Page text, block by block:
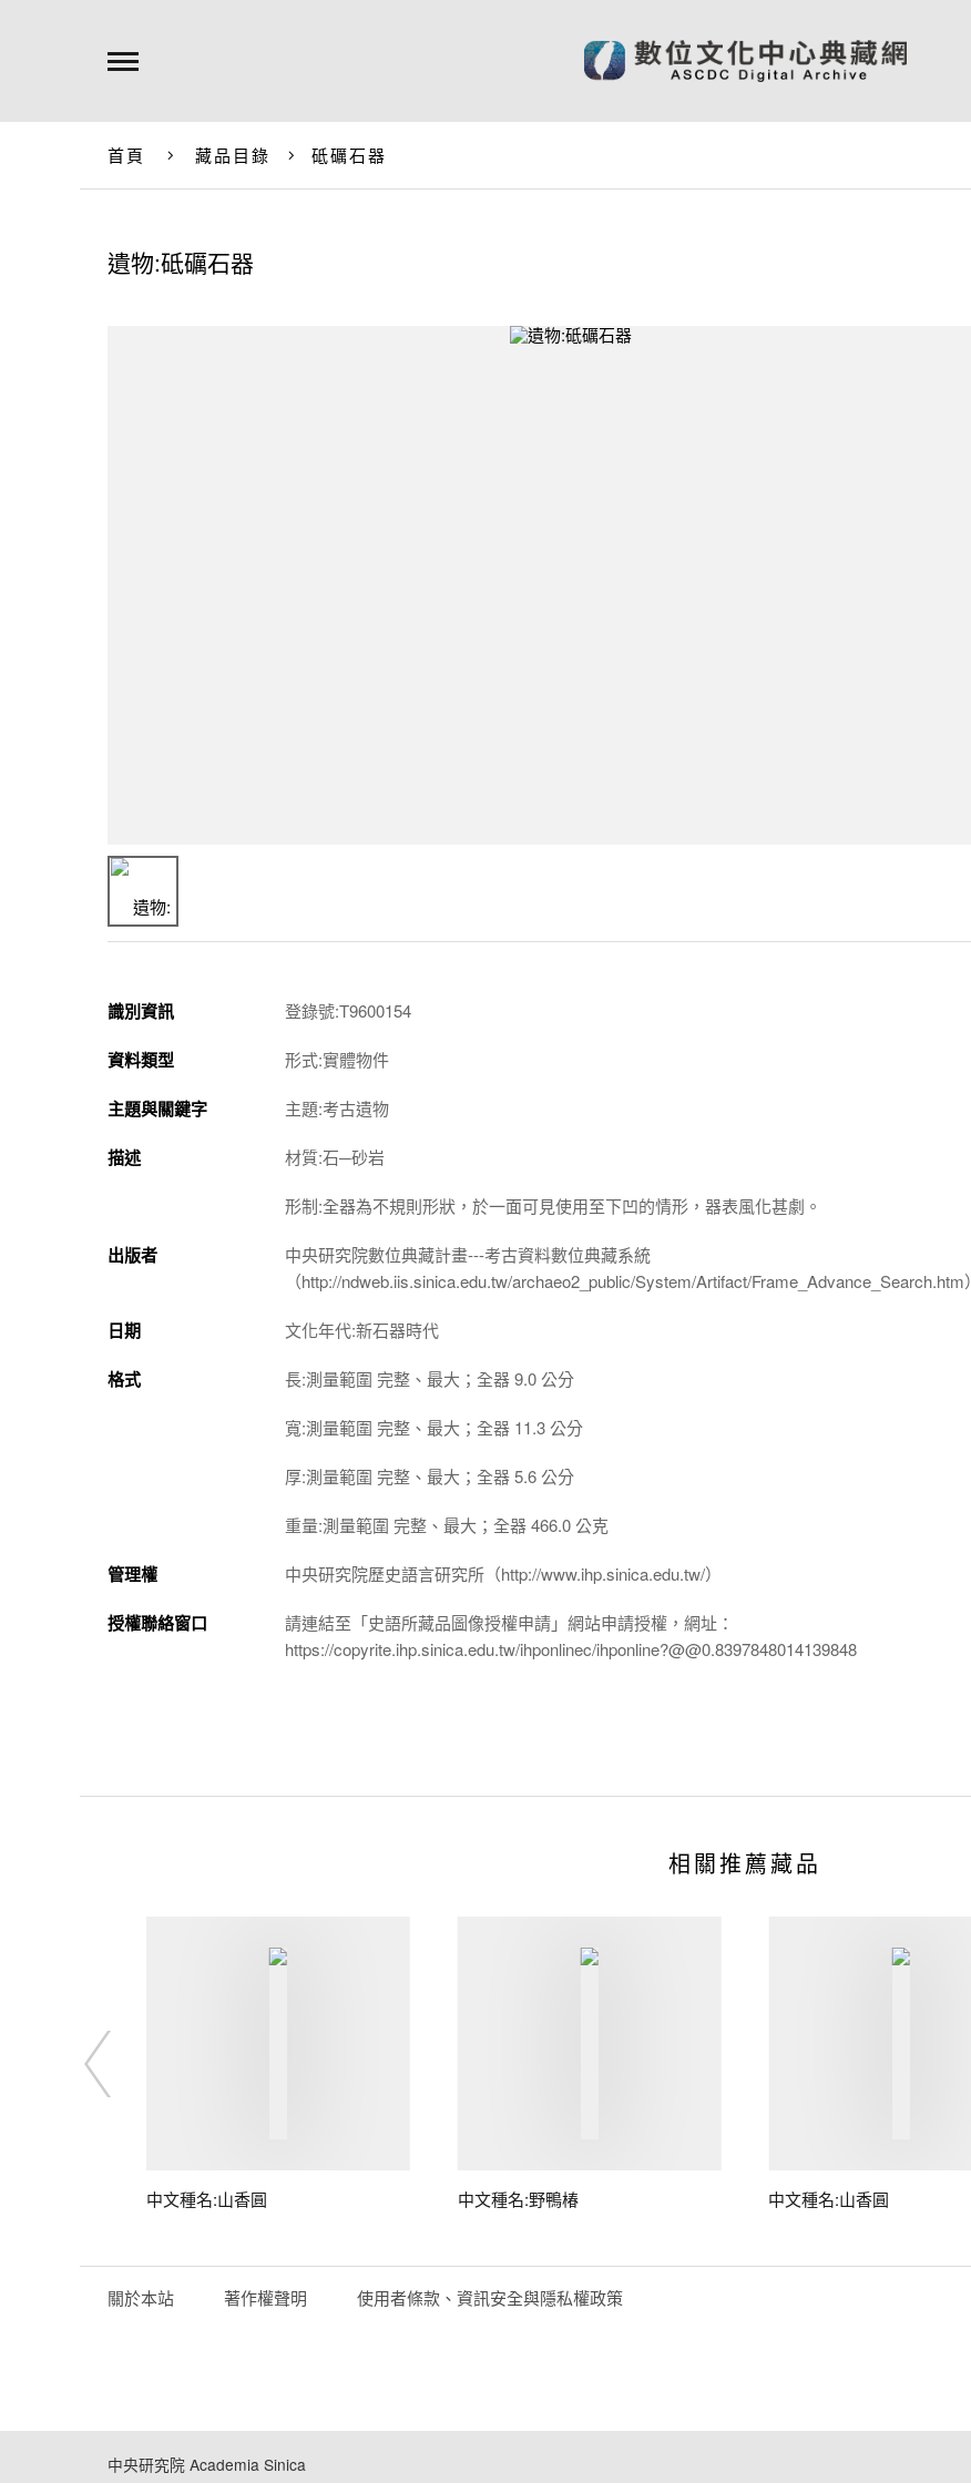
首頁 藏品目錄 砥礪石器
遺物:砥礪石器
識別資訊 登錄號:T9600154
資料類型 形式:實體物件
主題與關鍵字 主題:考古遺物
描述 材質:石─砂岩
形制:全器為不規則形狀，於一面可見使用至下凹的情形，器表風化甚劇。
出版者
中央研究院數位典藏計畫---考古資料數位典藏系統
（http://ndweb.iis.sinica.edu.tw/archaeo2_public/System/Artifact/Frame_Advance_Search.htm）
日期 文化年代:新石器時代
格式 長:測量範圍 完整、最大；全器 9.0 公分
寬:測量範圍 完整、最大；全器 11.3 公分
厚:測量範圍 完整、最大；全器 5.6 公分
重量:測量範圍 完整、最大；全器 466.0 公克
管理權 中央研究院歷史語言研究所（http://www.ihp.sinica.edu.tw/）
授權聯絡窗口
請連結至「史語所藏品圖像授權申請」網站申請授權，網址：
https://copyrite.ihp.sinica.edu.tw/ihponlinec/ihponline?@@0.8397848014139848
相關推薦藏品
中文種名:山香圓 中文種名:野鴨椿 中文種名:山香圓
關於本站 著作權聲明 使用者條款、資訊安全與隱私權政策
中央研究院 Academia Sinica